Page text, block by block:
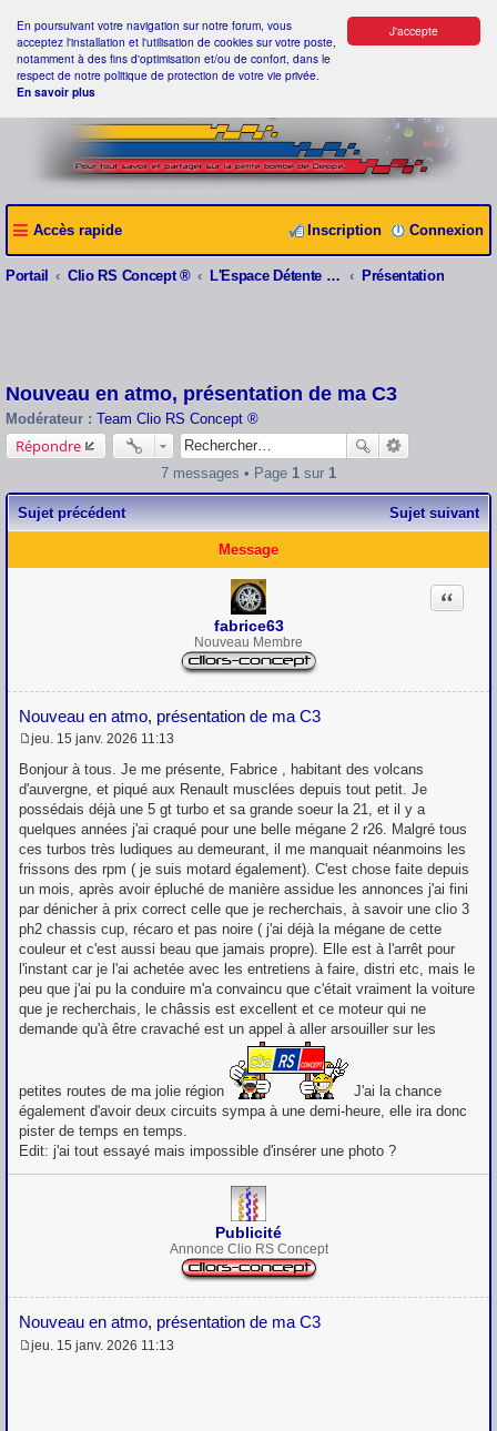
J'accepte
En poursuivant votre navigation sur notre forum, vous
acceptez l'installation et l'utilisation de cookies sur votre poste,
notamment à des fins d'optimisation et/ou de confort, dans le
respect de notre politique de protection de votre vie privée.
En savoir plus
Accès rapide Connexion
Inscription
Portail Clio RS Concept ® L'Espace Détente Clio RS Concept ® Présentation
Nouveau en atmo, présentation de ma C3
Modérateur : Team Clio RS Concept ®
Répondre
7 messages • Page 1 sur 1
Sujet précédent Sujet suivant
Message
fabrice63
Nouveau Membre
Nouveau en atmo, présentation de ma C3
Citation
e
s
a
g
e
jeu. 15 janv. 2026 11:13
Bonjour à tous. Je me présente, Fabrice , habitant des volcans
d'auvergne, et piqué aux Renault musclées depuis tout petit. Je
possédais déjà une 5 gt turbo et sa grande soeur la 21, et il y a
quelques années j'ai craqué pour une belle mégane 2 r26. Malgré tous
ces turbos très ludiques au demeurant, il me manquait néanmoins les
frissons des rpm ( je suis motard également). C'est chose faite depuis
un mois, après avoir épluché de manière assidue les annonces j'ai fini
par dénicher à prix correct celle que je recherchais, à savoir une clio 3
ph2 chassis cup, récaro et pas noire ( j'ai déjà la mégane de cette
couleur et c'est aussi beau que jamais propre). Elle est à l'arrêt pour
l'instant car je l'ai achetée avec les entretiens à faire, distri etc, mais le
peu que j'ai pu la conduire m'a convaincu que c'était vraiment la voiture
que je recherchais, le châssis est excellent et ce moteur qui ne
demande qu'à être cravaché est un appel à aller arsouiller sur les
petites routes de ma jolie région
J'ai la chance
également d'avoir deux circuits sympa à une demi-heure, elle ira donc
pister de temps en temps.
Edit: j'ai tout essayé mais impossible d'insérer une photo ?
Publicité
Annonce Clio RS Concept
Nouveau en atmo, présentation de ma C3
M
jeu. 15 janv. 2026 11:13